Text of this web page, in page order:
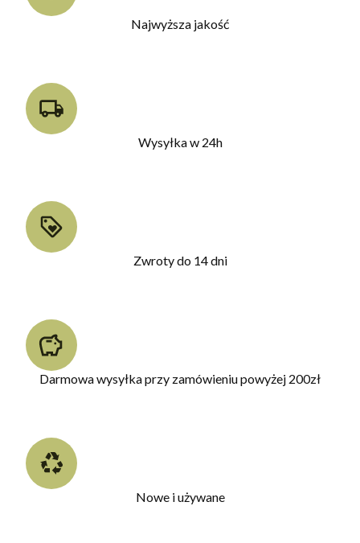
Najwyższa jakość
Wysyłka w 24h
Zwroty do 14 dni
Darmowa wysyłka przy zamówieniu powyżej 200zł
Nowe i używane